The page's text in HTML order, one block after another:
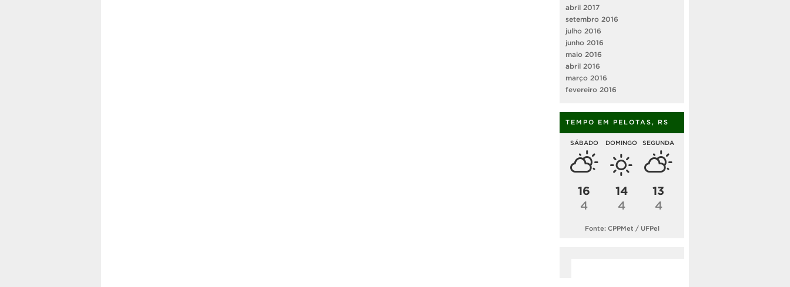
abril 2017
setembro 2016
julho 2016
junho 2016
maio 2016
abril 2016
março 2016
fevereiro 2016
TEMPO EM PELOTAS, RS
SÁBADO
16
4
DOMINGO
14
4
SEGUNDA
13
4
Fonte: CPPMet / UFPel